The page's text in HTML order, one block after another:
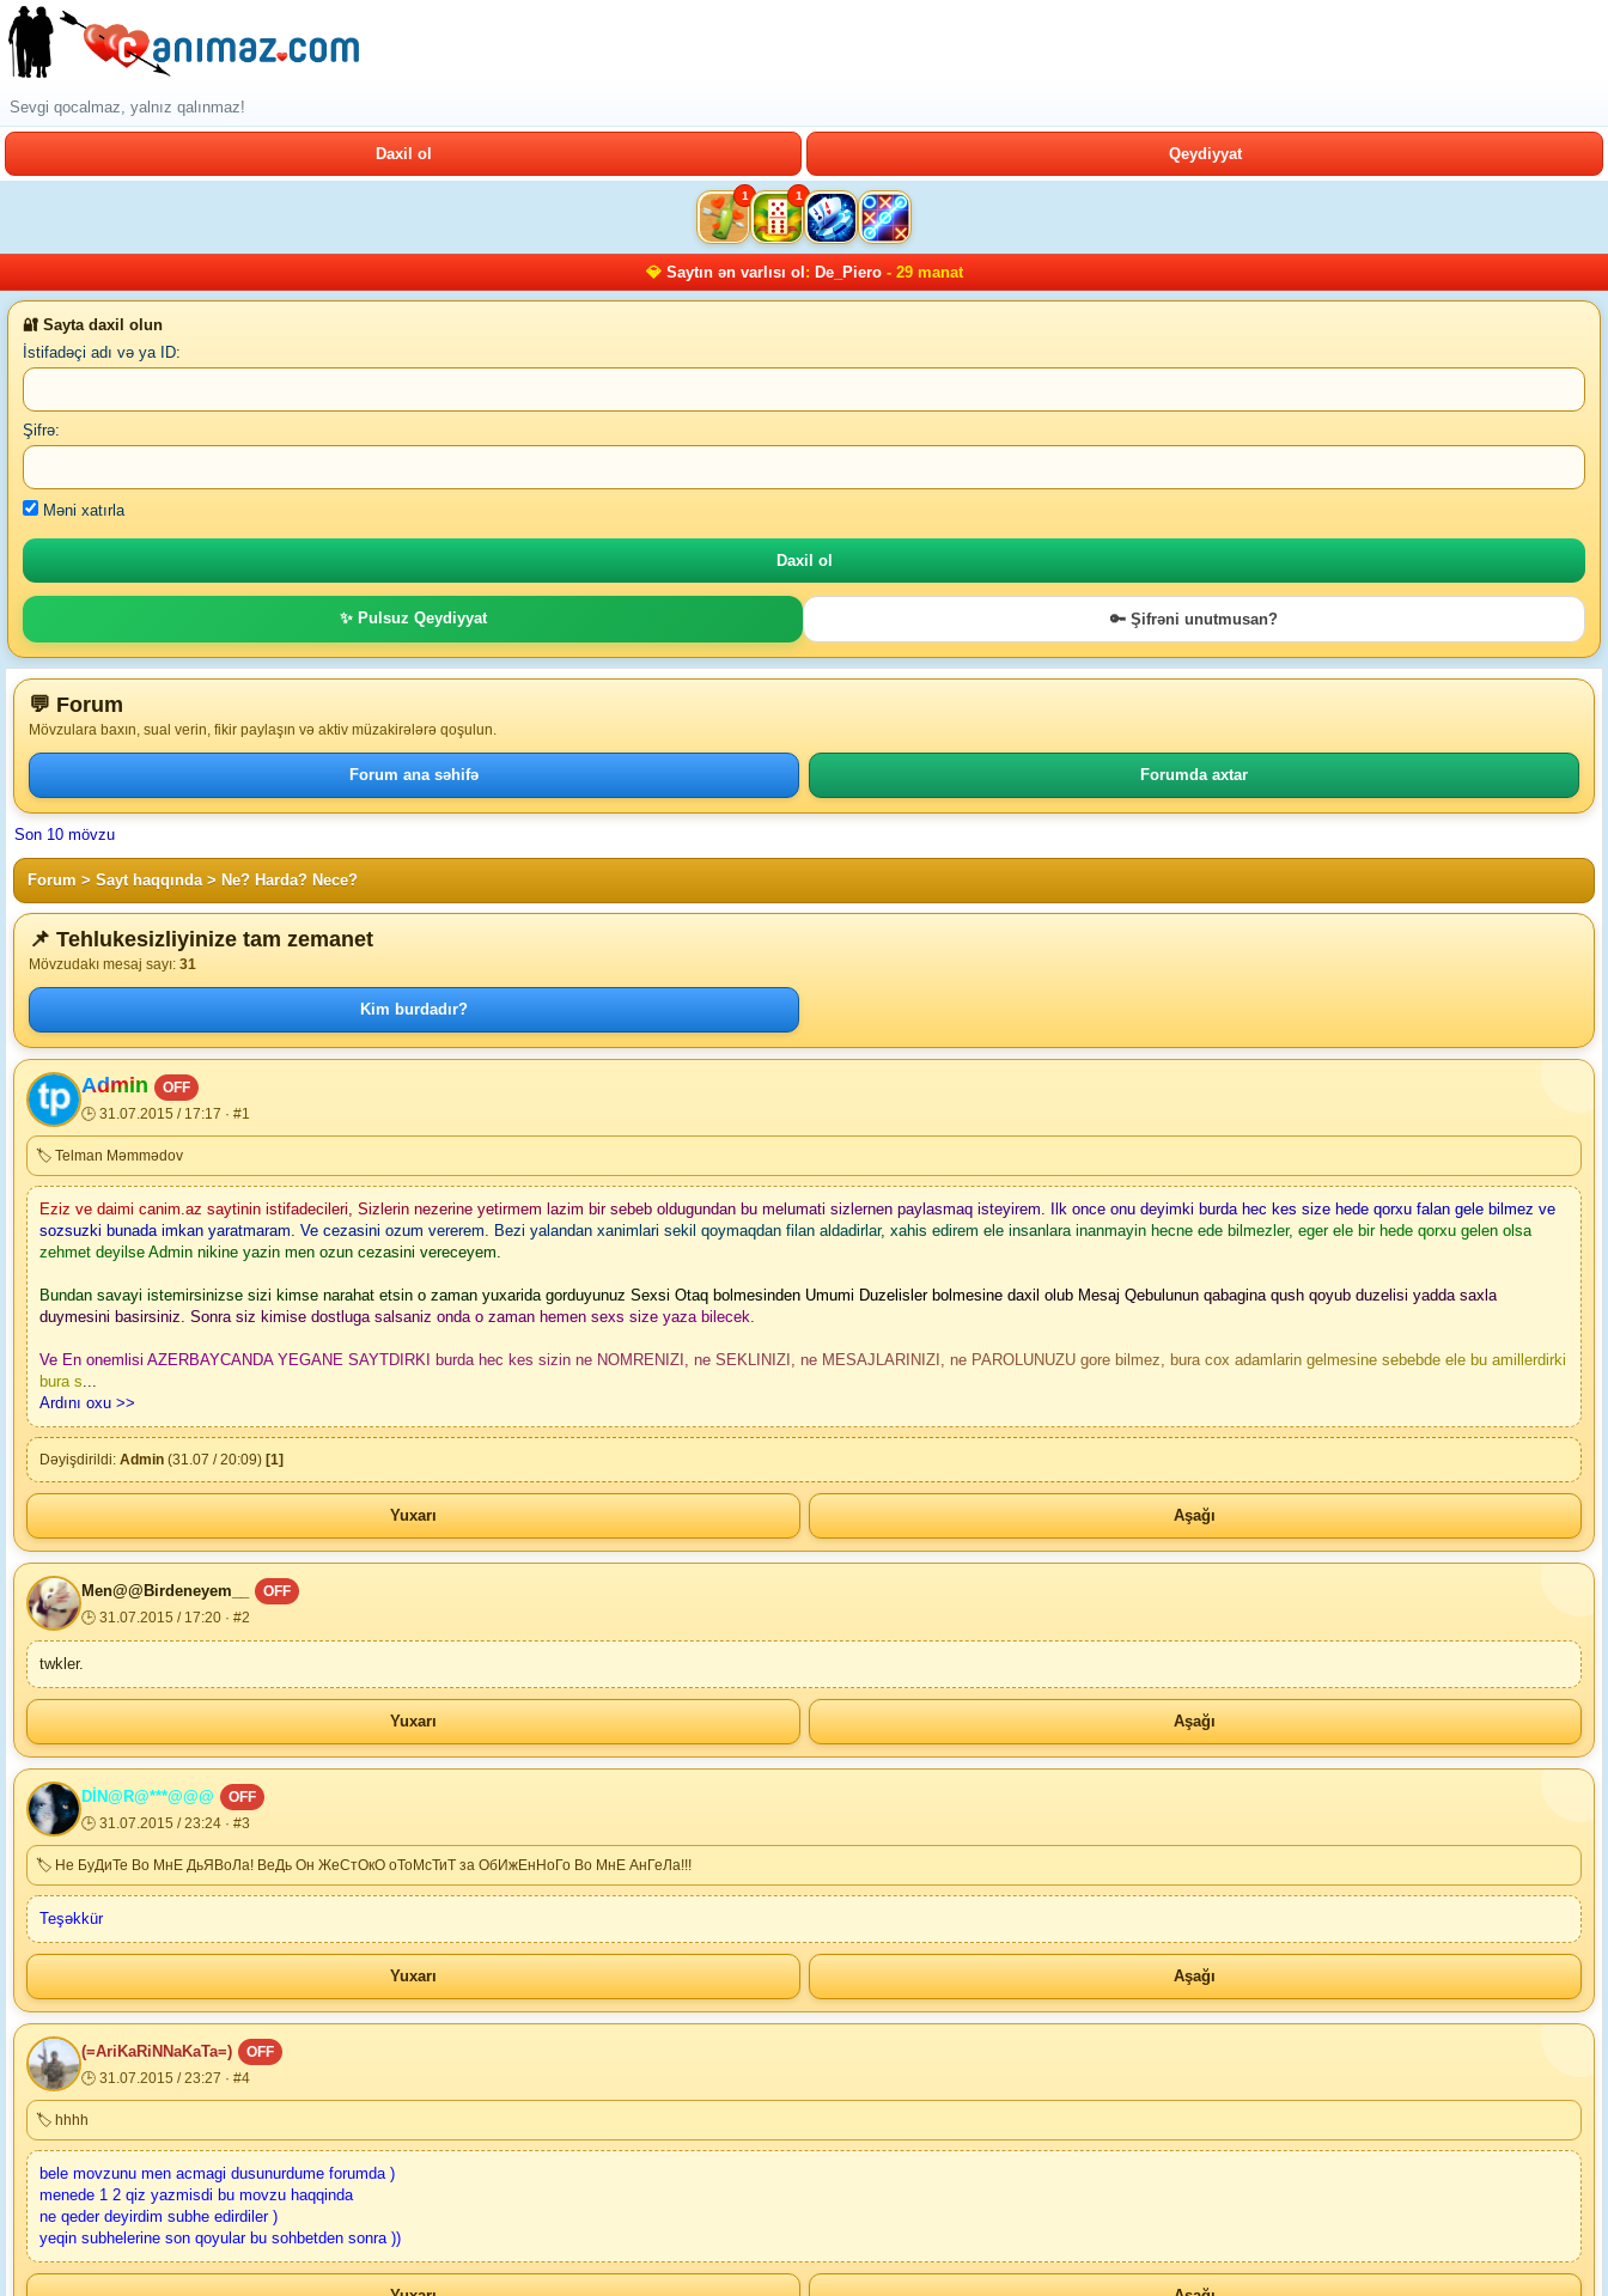
Sevgi qocalmaz, yalnız qalınmaz!
Daxil ol Qeydiyyat
1 1
💎 Saytın ən varlısı ol : De_Piero- 29 manat
🔐 Sayta daxil olun
İstifadəçi adı və ya ID:
Şifrə:
Məni xatırla
✨ Pulsuz Qeydiyyat 🔑 Şifrəni unutmusan?
💬 Forum
Mövzulara baxın, sual verin, fikir paylaşın və aktiv müzakirələrə qoşulun.
Forum ana səhifə Forumda axtar
Son 10 mövzu
Forum > Sayt haqqında> Ne? Harda? Nece?
📌 Tehlukesizliyinize tam zemanet
Mövzudakı mesaj sayı: 31
Kim burdadır?
Admin
OFF
🕒 31.07.2015 / 17:17 · #1
🏷 Telman Məmmədov
Eziz ve daimi canim.az saytinin istifadecileri, Sizlerin nezerine yetirmem lazim bir sebeb oldugundan bu melumati sizlernen paylasmaq isteyirem. Ilk once onu deyimki burda hec kes size hede qorxu falan gele bilmez ve
sozsuzki bunada imkan yaratmaram. Ve cezasini ozum vererem. Bezi yalandan xanimlari sekil qoymaqdan filan aldadirlar, xahis edirem ele insanlara inanmayin hecne ede bilmezler, eger ele bir hede qorxu gelen olsa
zehmet deyilse Admin nikine yazin men ozun cezasini vereceyem.
Bundan savayi istemirsinizse sizi kimse narahat etsin o zaman yuxarida gorduyunuz Sexsi Otaq bolmesinden Umumi Duzelisler bolmesine daxil olub Mesaj Qebulunun qabagina qush qoyub duzelisi yadda saxla
duymesini basirsiniz. Sonra siz kimise dostluga salsaniz onda o zaman hemen sexs size yaza bilecek.
Ve En onemlisi AZERBAYCANDA YEGANE SAYTDIRKI burda hec kes sizin ne NOMRENIZI, ne SEKLINIZI, ne MESAJLARINIZI, ne PAROLUNUZU gore bilmez, bura cox adamlarin gelmesine sebebde ele bu amillerdirki
bura s...
Ardını oxu >>
Dəyişdirildi: Admin (31.07 / 20:09) [1]
Yuxarı Aşağı
Men@@Birdeneyem__
OFF
🕒 31.07.2015 / 17:20 · #2
twkler.
Yuxarı Aşağı
DİN@R@***@@@
OFF
🕒 31.07.2015 / 23:24 · #3
🏷 Не БуДиТе Во МнЕ ДьЯВоЛа! ВеДь Он ЖеСтОкО оТоМсТиТ за ОбИжЕнНоГо Во МнЕ АнГеЛа!!!
Teşəkkür
Yuxarı Aşağı
(=AriKaRiNNaKaTa=)
OFF
🕒 31.07.2015 / 23:27 · #4
🏷 hhhh
bele movzunu men acmagi dusunurdume forumda )
menede 1 2 qiz yazmisdi bu movzu haqqinda
ne qeder deyirdim subhe edirdiler )
yeqin subhelerine son qoyular bu sohbetden sonra ))